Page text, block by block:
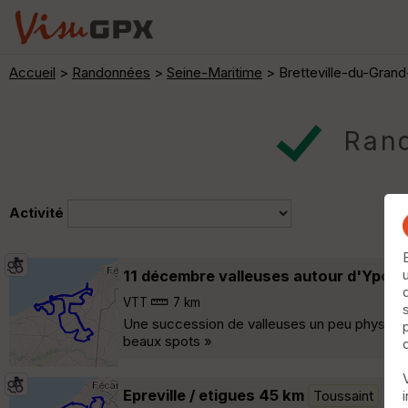
Accueil > Randonnées > Seine-Maritime > Bretteville-du-
Activité
11 décembre valleuses autour d'Yport
VTT 7 km
Une succession de valleuses un peu
beaux spots »
Epreville / etigues 45 km Toussaint